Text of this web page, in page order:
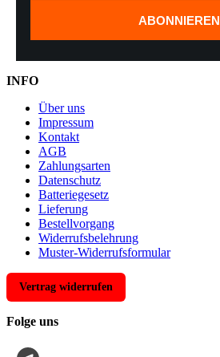
ABONNIEREN
INFO
Über uns
Impressum
Kontakt
AGB
Zahlungsarten
Datenschutz
Batteriegesetz
Lieferung
Bestellvorgang
Widerrufsbelehrung
Muster-Widerrufsformular
Vertrag widerrufen
Folge uns